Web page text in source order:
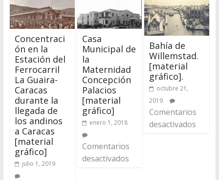
Concentraci
ón en la
Estación del
Ferrocarril
La Guaira-
Caracas
durante la
llegada de
los andinos
a Caracas
[material
gráfico]
julio 1, 2019
Casa
Municipal de
la
Maternidad
Concepción
Palacios
[material
gráfico]
enero 1, 2018
Comentarios
desactivados
Bahía de
Willemstad.
[material
gráfico].
octubre 21,
2019
Comentarios
desactivados